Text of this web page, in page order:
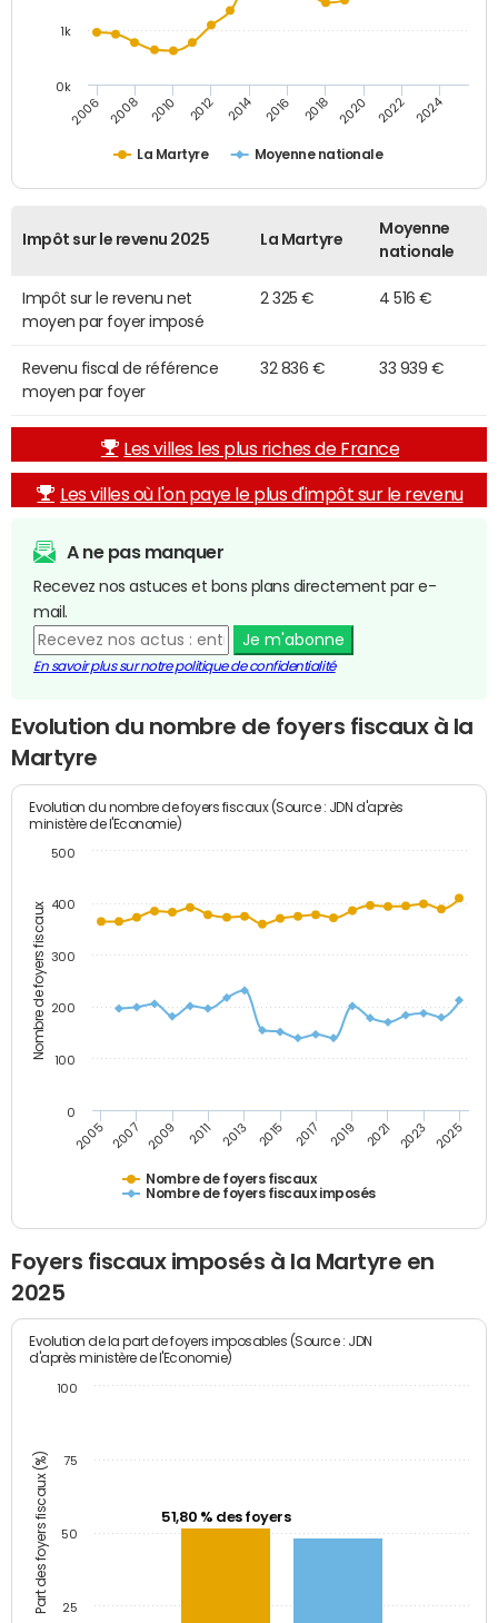
La Martyre Moyenne nationale
2006 2008 2010 2012 2014 2016 2018 2020 2022 2024
0k
1k
Impôt sur le revenu 2025 La Martyre
Moyenne
nationale
Impôt sur le revenu net
moyen par foyer imposé
2 325 € 4 516 €
Revenu fiscal de référence
moyen par foyer
32 836 € 33 939 €
Les villes les plus riches de France
Les villes où l'on paye le plus d'impôt sur le revenu
A ne pas manquer
Recevez nos astuces et bons plans directement par e-
mail.
Je m'abonne
En savoir plus sur notre politique de confidentialité
Evolution du nombre de foyers fiscaux à la
Martyre
Nombre de foyers fiscaux
Evolution du nombre de foyers fiscaux (Source : JDN d'après
ministère de l'Economie)
Nombre de foyers fiscaux
Nombre de foyers fiscaux imposés
2005 2007 2009 2011 2013 2015 2017 2019 2021 2023 2025
0
100
200
300
400
500
Foyers fiscaux imposés à la Martyre en
2025
Part des foyers fiscaux (%)
Evolution de la part de foyers imposables (Source : JDN
d'après ministère de l'Economie)
51,80 % des foyers
25
50
75
100